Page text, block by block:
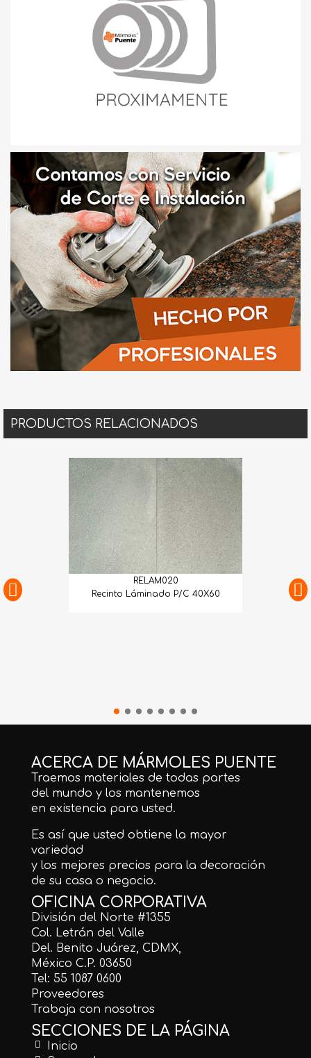
PRODUCTOS RELACIONADOS
RELAM020
Recinto Láminado P/C 40X60
ACERCA DE MÁRMOLES PUENTE
Traemos materiales de todas partes
del mundo y los mantenemos
en existencia para usted.
Es así que usted obtiene la mayor
variedad
y los mejores precios para la decoración
de su casa o negocio.
OFICINA CORPORATIVA
División del Norte #1355
Col. Letrán del Valle
Del. Benito Juárez, CDMX,
México C.P. 03650
Tel: 55 1087 0600
Proveedores
Trabaja con nosotros
SECCIONES DE LA PÁGINA
Inicio